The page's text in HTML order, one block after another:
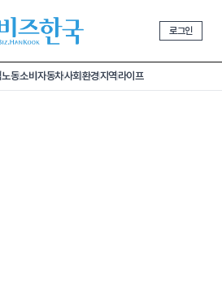
로그인
노동소비 자동차사회환경지역라이프